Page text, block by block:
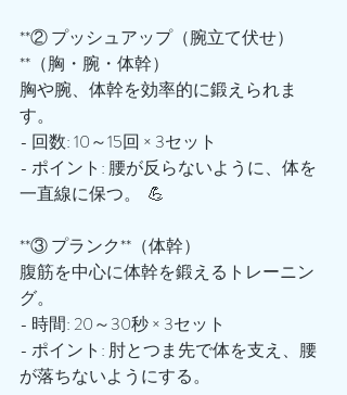
**② プッシュアップ（腕立て伏せ）
**（胸・腕・体幹）
胸や腕、体幹を効率的に鍛えられま
す。
- 回数: 10～15回 × 3セット
- ポイント: 腰が反らないように、体を
一直線に保つ。  💪
**③ プランク**（体幹）
腹筋を中心に体幹を鍛えるトレーニン
グ。
- 時間: 20～30秒 × 3セット
- ポイント: 肘とつま先で体を支え、腰
が落ちないようにする。